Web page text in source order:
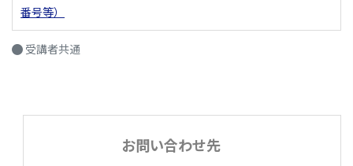
受講者共通
番号等）
お問い合わせ先